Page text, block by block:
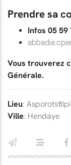
Prendre sa
Infos 05 59
Vous trouverez
Générale.
Lieu:
Ville: Hendaye